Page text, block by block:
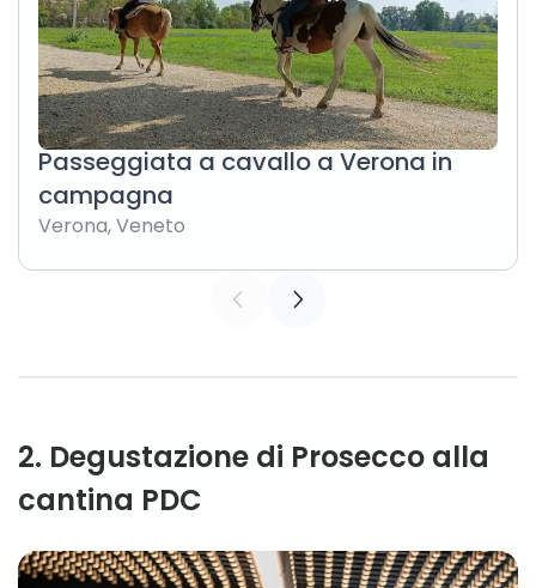
Passeggiata a cavallo a Verona in
campagna
Verona,Veneto
2. Degustazione di Prosecco alla
cantina PDC